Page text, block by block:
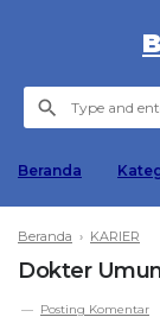
Beranda
Beranda › KARIER
Dokter
Posting Komentar